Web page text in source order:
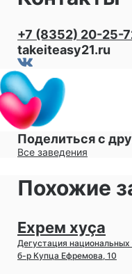
+7 (8352) 20-25-
takeiteasy21.ru
Поделиться с
Все заведения
Похожие
Ехрем хуçа
Дегустация
б-р Купца Ефремова, 10